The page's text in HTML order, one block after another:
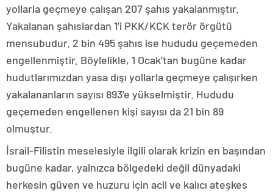
yollarla geçmeye çalışan 207 şahıs yakalanmıştır.
Yakalanan şahıslardan 1’i PKK/KCK terör örgütü
mensubudur. 2 bin 495 şahıs ise hududu geçemeden
engellenmiştir. Böylelikle, 1 Ocak’tan bugüne kadar
hudutlarımızdan yasa dışı yollarla geçmeye çalışırken
yakalananların sayısı 893’e yükselmiştir. Hududu
geçemeden engellenen kişi sayısı da 21 bin 89
olmuştur.
İsrail-Filistin meselesiyle ilgili olarak krizin en başından
bugüne kadar, yalnızca bölgedeki değil dünyadaki
herkesin güven ve huzuru için acil ve kalıcı ateşkes